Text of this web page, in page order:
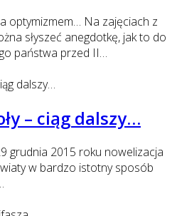
optymizmem… Na zajęciach z
słyszeć anegdotkę, jak to do
państwa przed II…
– ciąg dalszy…
grudnia 2015 roku nowelizacja
w bardzo istotny sposób